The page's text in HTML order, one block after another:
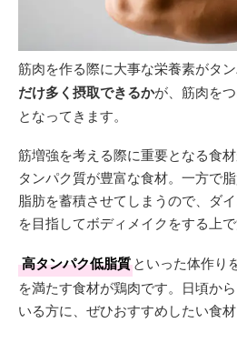
筋肉を作る際に大事な栄養素がタン
だけ多く摂取できるかが、筋肉を
となってきます。
筋増強を考える際に重要となる食
タンパク質が豊富な食材。一方で
脂肪を蓄積させてしまうので、ダ
を目指してボディメイクをする上
高タンパク低脂質といった体作り
を満たす食材が鶏肉です。日頃か
いる方に、ぜひおすすめしたい食材